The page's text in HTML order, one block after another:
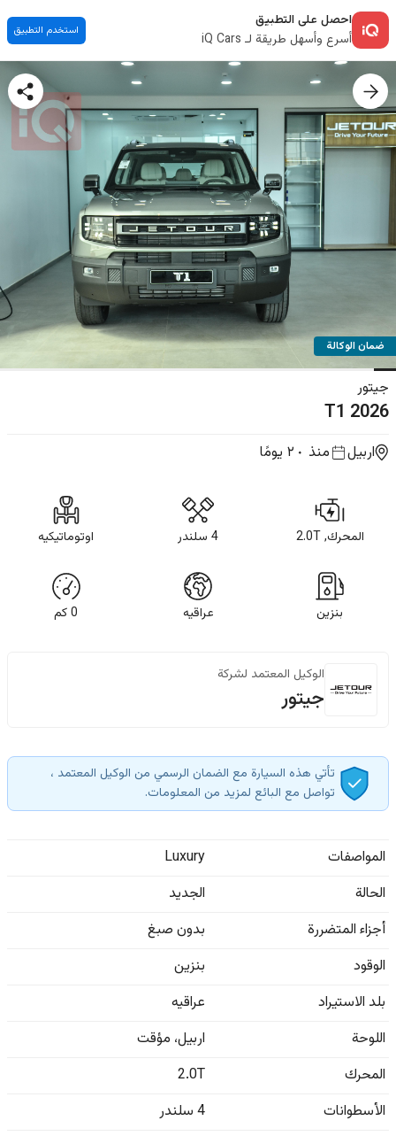
احصل على التطبيق
أسرع وأسهل طريقة لـ iQ Cars
استخدم التطبيق
ضمان الوكالة
جيتور
T1 2026
اربيل منذ ٢٠ يومًا
المحرك, 2.0T 4 سلندر اوتوماتيكيه
بنزين عراقيه 0كم
الوكيل المعتمد لشركة
جيتور
تأتي هذه السيارة مع الضمان الرسمي من الوكيل المعتمد ،
تواصل مع البائع لمزيد من المعلومات.
المواصفات
Luxury
الحالة
الجديد
أجزاء المتضررة
بدون صبغ
الوقود
بنزين
بلد الاستيراد
عراقيه
اللوحة
اربيل، مؤقت
المحرك
2.0T
الأسطوانات
4 سلندر